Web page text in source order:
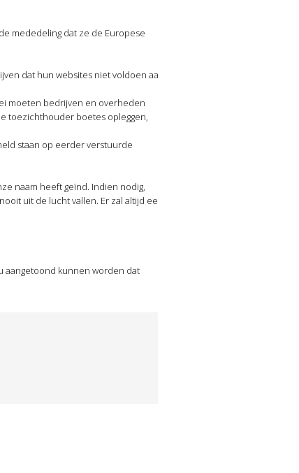
mededeling dat ze de Europese
dat hun websites niet voldoen aan
moeten bedrijven en overheden
toezichthouder boetes opleggen,
staan op eerder verstuurde
naam heeft geïnd. Indien nodig,
uit de lucht vallen. Er zal altijd een
aangetoond kunnen worden dat